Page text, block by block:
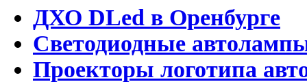
ДХО DLed в Оренбурге
Светодиодные
Проекторы логотипа